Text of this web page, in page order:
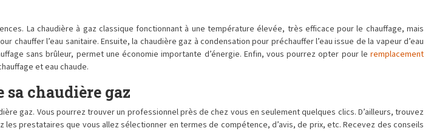
La chaudière à gaz classique fonctionnant à une température élevée, très efficace pour le chauffage, mais
l’eau sanitaire. Ensuite, la chaudière gaz à condensation pour préchauffer l’eau issue de la vapeur d’eau
sans brûleur, permet une économie importante d’énergie. Enfin, vous pourrez opter pour le remplacement
et eau chaude.
chaudière gaz
gaz. Vous pourrez trouver un professionnel près de chez vous en seulement quelques clics. D’ailleurs, trouvez
les prestataires que vous allez sélectionner en termes de compétence, d’avis, de prix, etc. Recevez des conseils